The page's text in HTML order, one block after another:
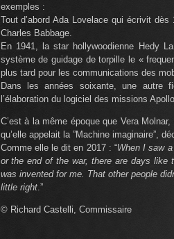
exemples :
Tout d’abord Ada Lovelace qui écrivit
Charles Babbage.
En 1941, la star hollywoodienne Hedy
système de guidage de torpille le «
plus tard pour les communications des
Dans les années soixante, une autre
l’élaboration du logiciel des missions
C’est à la même époque que Vera
qu’elle appelait la ”Machine imaginaire”,
Comme elle le dit en 2017 : “When I saw
or the end of the war, there are days
was invented for me. That other people
little right.”
© Richard Castelli, Commissaire